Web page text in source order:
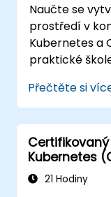
Naučte se
prostředí v
Kubernetes a
praktické
síťování,
administraci
potřebné
s aplikacemi
produkčního
Přečtěte si
Kubernetes
21 Hodiny